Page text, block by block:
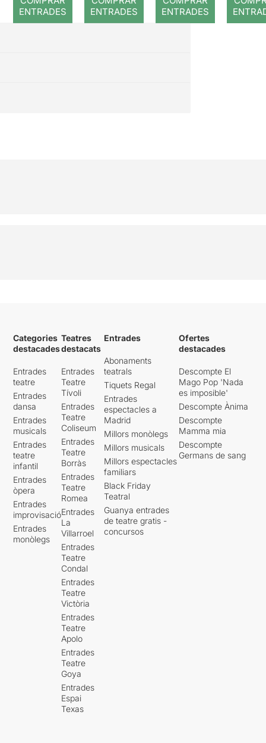
ENTRADES
ENTRADES
ENTRADES
Categories
destacades
Entrades
teatre
Entrades
dansa
Entrades
musicals
Entrades
teatre
infantil
Entrades
òpera
Entrades
improvisació
Entrades
monòlegs
Teatres
destacats
Entrades
Teatre
Tívoli
Entrades
Teatre
Coliseum
Entrades
Teatre
Borràs
Entrades
Teatre
Romea
Entrades
La
Villarroel
Entrades
Teatre
Condal
Entrades
Teatre
Victòria
Entrades
Teatre
Apolo
Entrades
Teatre
Goya
Entrades
Espai
Texas
Entrades
Abonaments
teatrals
Tiquets Regal
Entrades
espectacles a
Madrid
Millors monòlegs
Millors musicals
Millors espectacles
familiars
Black Friday
Teatral
Guanya entrades
de teatre gratis -
concursos
Ofertes
destacades
Descompte El
Mago Pop 'Nada
es imposible'
Descompte Ànima
Descompte
Mamma mia
Descompte
Germans de sang